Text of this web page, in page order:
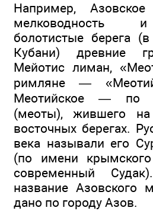
Например,
мелководность
болотистые берега
Кубани) древние
Мейотис лиман,
римляне —
Меотийское — по
(меоты), жившего
восточных берегах.
века называли его
(по имени
современный
название Азовского
дано по городу Азов.